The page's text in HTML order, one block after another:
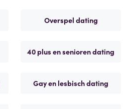
Overspel dating
40 plus en senioren dating
Gay en lesbisch dating